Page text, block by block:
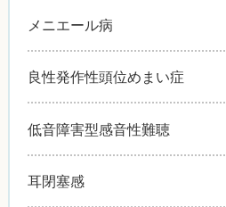
メニエール病
良性発作性頭位めまい症
低音障害型感音性難聴
耳閉塞感